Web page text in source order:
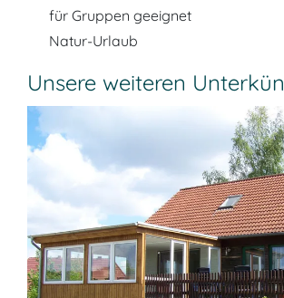
für Gruppen geeignet
Natur-Urlaub
Unsere weiteren